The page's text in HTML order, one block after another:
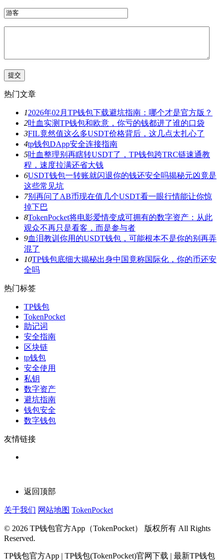
热门文章
12026年02月TP钱包下载避坑指南：哪个才是官方版？
2吐血实测TP钱包和欧意，你亏的钱都进了谁的口袋
3FIL竟然值这么多USDT价格背后，这几点太扎心了
4tp钱包DApp安全连接指南
5吐血整理别再瞎转USDT了，TP钱包跨TRC链速通教
程，速度拉满还省大钱
6USDT钱包一转账就闪退你的钱还安全吗揭秘元凶竟是
这些常见坑
7别再问了AB币现在值几个USDT看一眼行情能让你惊
掉下巴
8TokenPocket将电影爱情变成可拥有的数字资产：从此
观众不再只是看客，而是参与者
9血泪教训你用的USDT钱包，可能根本不是你的别再弄
混了
10TP钱包底细大揭秘出身中国竟称国际化，你的币还安
全吗
热门标签
TP钱包
TokenPocket
助记词
安全指南
区块链
tp钱包
安全使用
私钥
数字资产
避坑指南
钱包安全
数字钱包
友情链接
返回顶部
关于我们 网站地图 TokenPocket
© 2026 TP钱包官方App（TokenPocket） 版权所有 All Rights
Reserved.
TP钱包官方App | TP钱包(TokenPocket)官网下载 | 最新TP钱包